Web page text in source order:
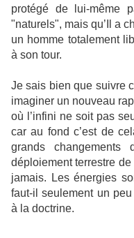
protégé de lui-même
"naturels", mais qu’Il a
un homme totalement
à son tour.
Je sais bien que suivre
imaginer un nouveau
où l’infini ne soit pas
car au fond c’est de
grands
déploiement terrestre de
jamais. Les énergies
faut-il seulement un
à la doctrine.